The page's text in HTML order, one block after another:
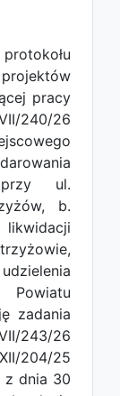
projektów
pracy
240/26
przy ul.
b.
zadania
243/26
204/25
z dnia 30